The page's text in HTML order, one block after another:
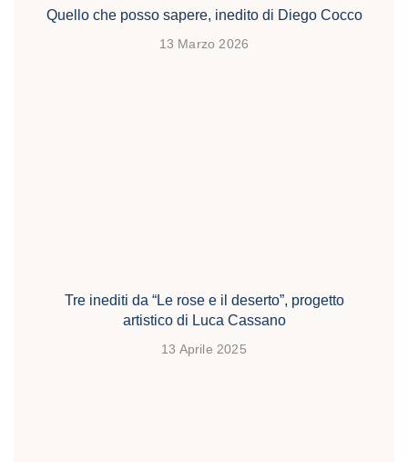
Quello che posso sapere, inedito di Diego Cocco
13 Marzo 2026
Tre inediti da “Le rose e il deserto”, progetto
artistico di Luca Cassano
13 Aprile 2025